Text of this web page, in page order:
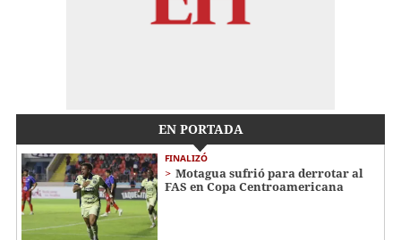
EN PORTADA
FINALIZÓ
Motagua sufrió para derrotar al
FAS en Copa Centroamericana